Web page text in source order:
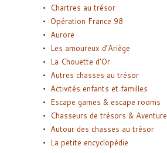
Chartres au trésor
Opération France 98
Aurore
Les amoureux d’Ariège
La Chouette d’Or
Autres chasses au trésor
Activités enfants et familles
Escape games & escape rooms
Chasseurs de trésors & Aventure
Autour des chasses au trésor
La petite encyclopédie